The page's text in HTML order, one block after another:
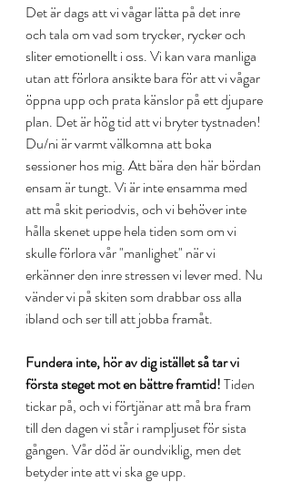
Det är dags att vi vågar lätta på det inre
och tala om vad som trycker, rycker och
sliter emotionellt i oss. Vi kan vara manliga
utan att förlora ansikte bara för att vi vågar
öppna upp och prata känslor på ett djupare
plan. Det är hög tid att vi bryter tystnaden!
Du/ni är varmt välkomna att boka
sessioner hos mig. Att bära den här bördan
ensam är tungt. Vi är inte ensamma med
att må skit periodvis, och vi behöver inte
hålla skenet uppe hela tiden som om vi
skulle förlora vår "manlighet" när vi
erkänner den inre stressen vi lever med. Nu
vänder vi på skiten som drabbar oss alla
ibland och ser till att jobba framåt.
Fundera inte, hör av dig istället så tar vi
första steget mot en bättre framtid! Tiden
tickar på, och vi förtjänar att må bra fram
till den dagen vi står i rampljuset för sista
gången. Vår död är oundviklig, men det
betyder inte att vi ska ge upp.